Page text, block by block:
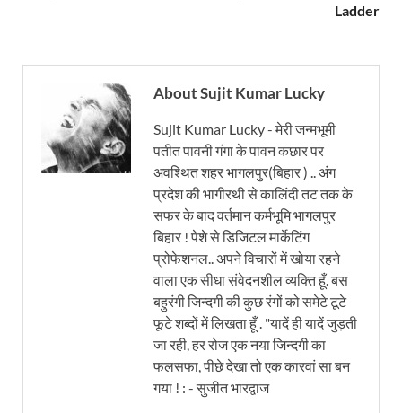
Ladder
About Sujit Kumar Lucky
Sujit Kumar Lucky - मेरी जन्मभूमी
पतीत पावनी गंगा के पावन कछार पर
अवश्थित शहर भागलपुर(बिहार ) .. अंग
प्रदेश की भागीरथी से कालिंदी तट तक के
सफर के बाद वर्तमान कर्मभूमि भागलपुर
बिहार ! पेशे से डिजिटल मार्केटिंग
प्रोफेशनल.. अपने विचारों में खोया रहने
वाला एक सीधा संवेदनशील व्यक्ति हूँ. बस
बहुरंगी जिन्दगी की कुछ रंगों को समेटे टूटे
फूटे शब्दों में लिखता हूँ . "यादें ही यादें जुड़ती
जा रही, हर रोज एक नया जिन्दगी का
फलसफा, पीछे देखा तो एक कारवां सा बन
गया ! : - सुजीत भारद्वाज